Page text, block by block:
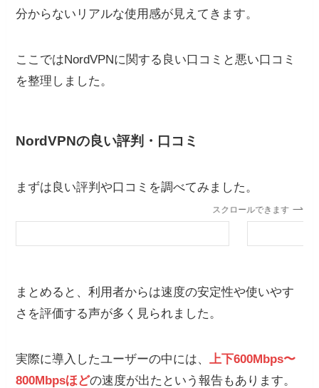
分からないリアルな使用感が見えてきます。
ここではNordVPNに関する良い口コミと悪い口コミ
を整理しました。
NordVPNの良い評判・口コミ
まずは良い評判や口コミを調べてみました。
スクロールできます
まとめると、利用者からは速度の安定性や使いやす
さを評価する声が多く見られました。
実際に導入したユーザーの中には、
上下600Mbps〜
800Mbpsほどの速度が出たという報告もあります。